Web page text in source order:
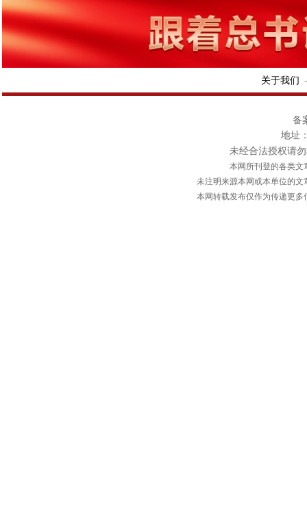
关于我们
备
地址
未经合法授权请
本网所刊登的各类文
未注明来源本网或本单位的
本网转载发布仅作为传递更